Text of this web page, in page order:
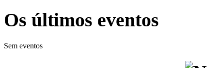
Os últimos eventos
Sem eventos